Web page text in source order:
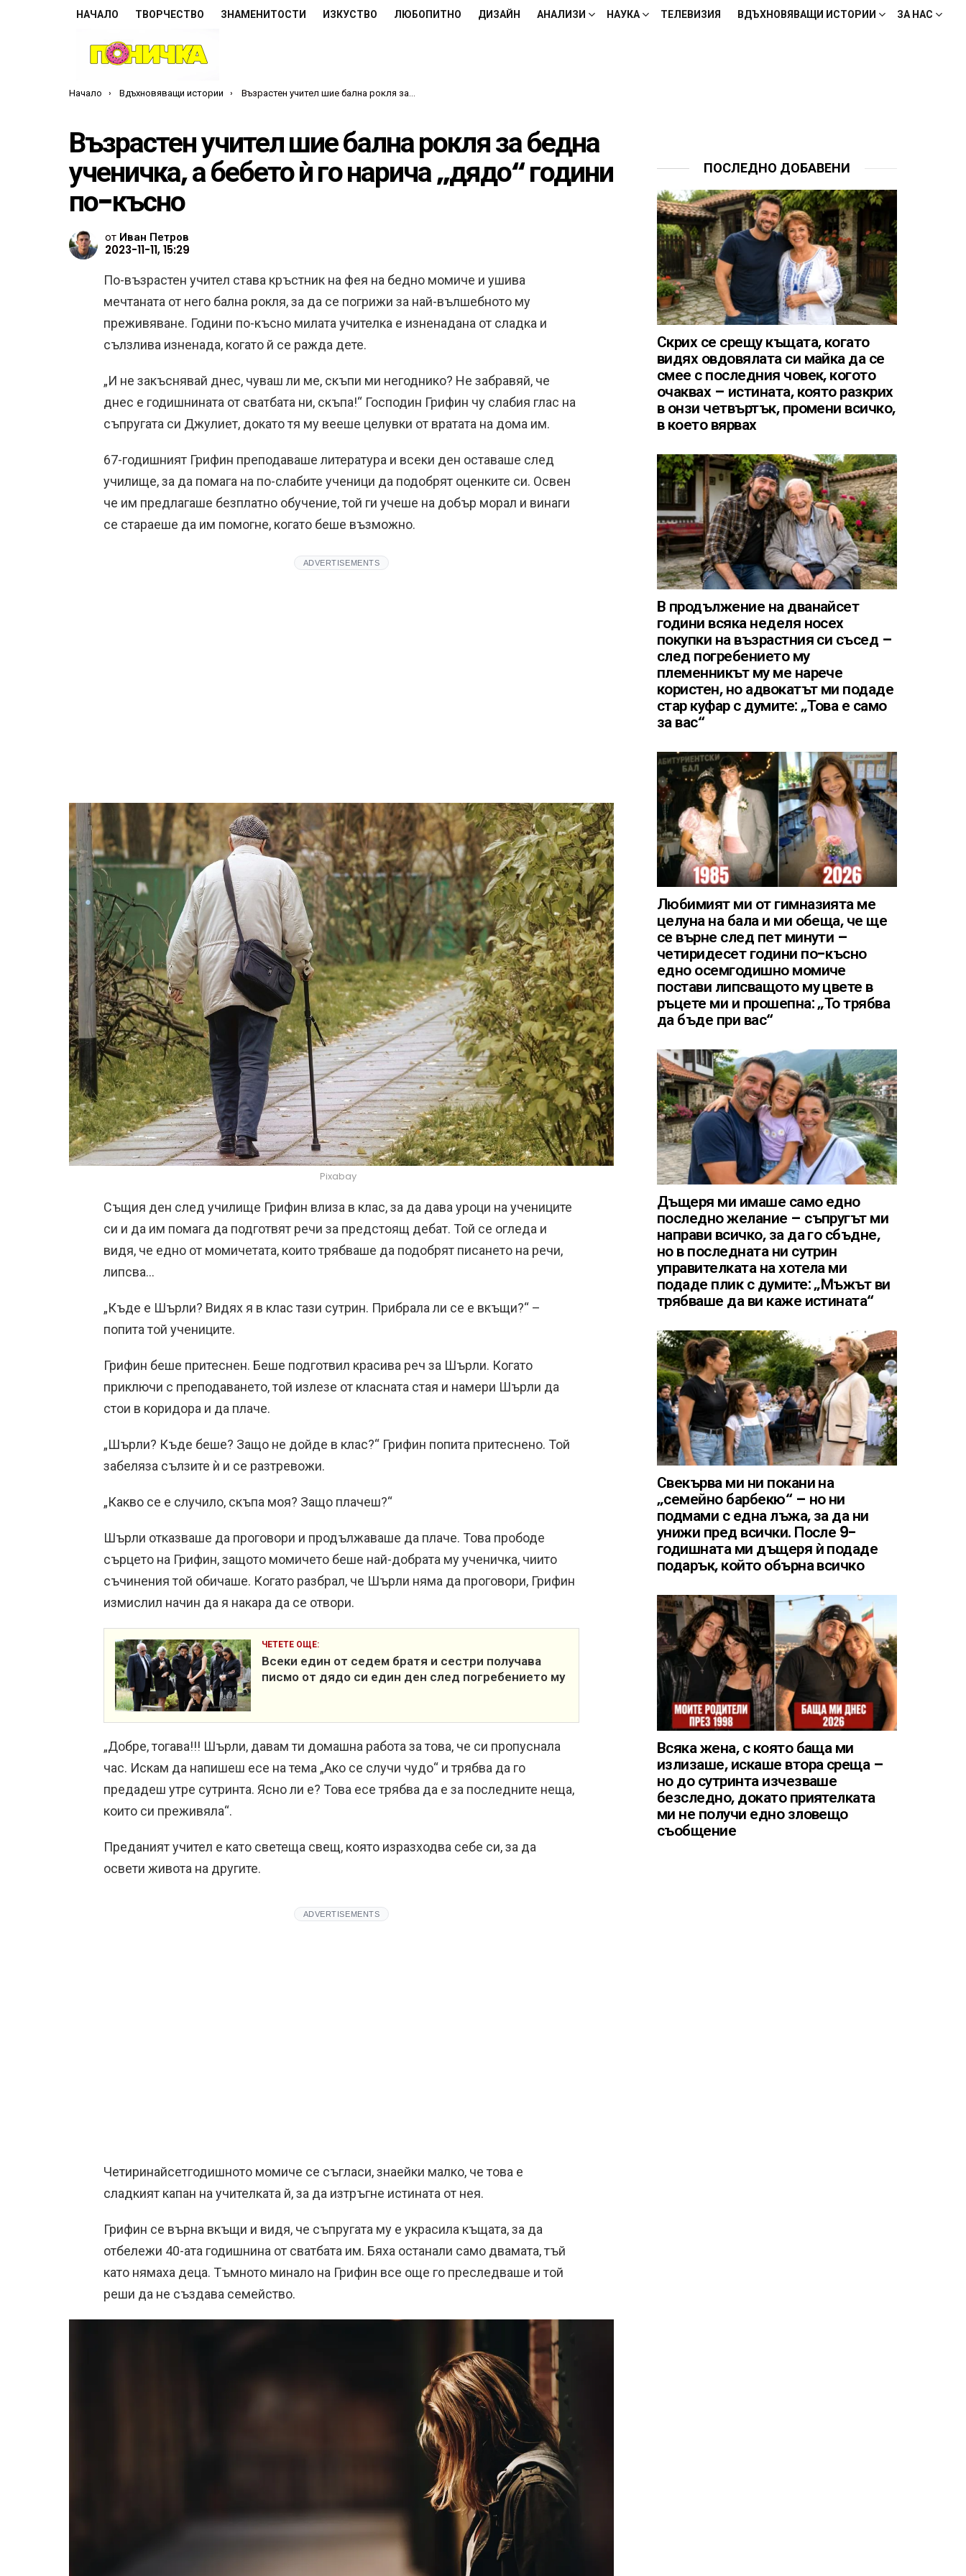
НАЧАЛО ТВОРЧЕСТВО ЗНАМЕНИТОСТИ ИЗКУСТВО ЛЮБОПИТНО ДИЗАЙН АНАЛИЗИ НАУКА ТЕЛЕВИЗИЯ ВДЪХНОВЯВАЩИ ИСТОРИИ ЗА НАС
Ти си тук:
Начало Вдъхновяващи истории Възрастен учител шие бална рокля за бедна ученичка, а бебето ѝ го нарича „дядо“ години по-късно
Възрастен учител шие бална рокля за бедна
ученичка, а бебето ѝ го нарича „дядо“ години
по-късно
от Иван Петров
2023-11-11, 15:29
По-възрастен учител става кръстник на фея на бедно момиче и ушива
мечтаната от него бална рокля, за да се погрижи за най-вълшебното му
преживяване. Години по-късно милата учителка е изненадана от сладка и
сълзлива изненада, когато й се ражда дете.
„И не закъснявай днес, чуваш ли ме, скъпи ми негоднико? Не забравяй, че
днес е годишнината от сватбата ни, скъпа!“ Господин Грифин чу слабия глас на
съпругата си Джулиет, докато тя му вееше целувки от вратата на дома им.
67-годишният Грифин преподаваше литература и всеки ден оставаше след
училище, за да помага на по-слабите ученици да подобрят оценките си. Освен
че им предлагаше безплатно обучение, той ги учеше на добър морал и винаги
се стараеше да им помогне, когато беше възможно.
ADVERTISEMENTS
Pixabay
Същия ден след училище Грифин влиза в клас, за да дава уроци на учениците
си и да им помага да подготвят речи за предстоящ дебат. Той се огледа и
видя, че едно от момичетата, които трябваше да подобрят писането на речи,
липсва…
„Къде е Шърли? Видях я в клас тази сутрин. Прибрала ли се е вкъщи?“ –
попита той учениците.
Грифин беше притеснен. Беше подготвил красива реч за Шърли. Когато
приключи с преподаването, той излезе от класната стая и намери Шърли да
стои в коридора и да плаче.
„Шърли? Къде беше? Защо не дойде в клас?“ Грифин попита притеснено. Той
забеляза сълзите ѝ и се разтревожи.
„Какво се е случило, скъпа моя? Защо плачеш?“
Шърли отказваше да проговори и продължаваше да плаче. Това прободе
сърцето на Грифин, защото момичето беше най-добрата му ученичка, чиито
съчинения той обичаше. Когато разбрал, че Шърли няма да проговори, Грифин
измислил начин да я накара да се отвори.
ЧЕТЕТЕ ОЩЕ:
Всеки един от седем братя и сестри получава
писмо от дядо си един ден след погребението му
„Добре, тогава!!! Шърли, давам ти домашна работа за това, че си пропуснала
час. Искам да напишеш есе на тема „Ако се случи чудо“ и трябва да го
предадеш утре сутринта. Ясно ли е? Това есе трябва да е за последните неща,
които си преживяла“.
Преданият учител е като светеща свещ, която изразходва себе си, за да
освети живота на другите.
ADVERTISEMENTS
Четиринайсетгодишното момиче се съгласи, знаейки малко, че това е
сладкият капан на учителката й, за да изтръгне истината от нея.
Грифин се върна вкъщи и видя, че съпругата му е украсила къщата, за да
отбележи 40-ата годишнина от сватбата им. Бяха останали само двамата, тъй
като нямаха деца. Тъмното минало на Грифин все още го преследваше и той
реши да не създава семейство.
ПОСЛЕДНО ДОБАВЕНИ
Скрих се срещу къщата, когато
видях овдовялата си майка да се
смее с последния човек, когото
очаквах – истината, която разкрих
в онзи четвъртък, промени всичко,
в което вярвах
В продължение на дванайсет
години всяка неделя носех
покупки на възрастния си съсед –
след погребението му
племенникът му ме нарече
користен, но адвокатът ми подаде
стар куфар с думите: „Това е само
за вас“
Любимият ми от гимназията ме
целуна на бала и ми обеща, че ще
се върне след пет минути –
четиридесет години по-късно
едно осемгодишно момиче
постави липсващото му цвете в
ръцете ми и прошепна: „То трябва
да бъде при вас“
Дъщеря ми имаше само едно
последно желание – съпругът ми
направи всичко, за да го сбъдне,
но в последната ни сутрин
управителката на хотела ми
подаде плик с думите: „Мъжът ви
трябваше да ви каже истината“
Свекърва ми ни покани на
„семейно барбекю“ – но ни
подмами с една лъжа, за да ни
унижи пред всички. После 9-
годишната ми дъщеря ѝ подаде
подарък, който обърна всичко
Всяка жена, с която баща ми
излизаше, искаше втора среща –
но до сутринта изчезваше
безследно, докато приятелката
ми не получи едно зловещо
съобщение